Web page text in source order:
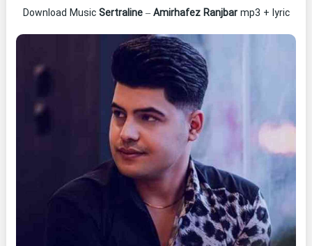
Download Music Sertraline – Amirhafez Ranjbarmp3 + lyric